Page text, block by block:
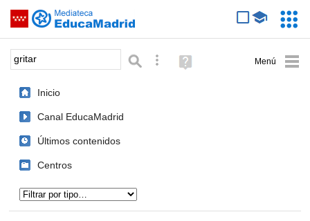
Saltar navegación
Palabra o frase: Búsqueda avanzada
Ayuda
(en
Inicio
Canal EducaMadrid
Últimos contenidos
Centros